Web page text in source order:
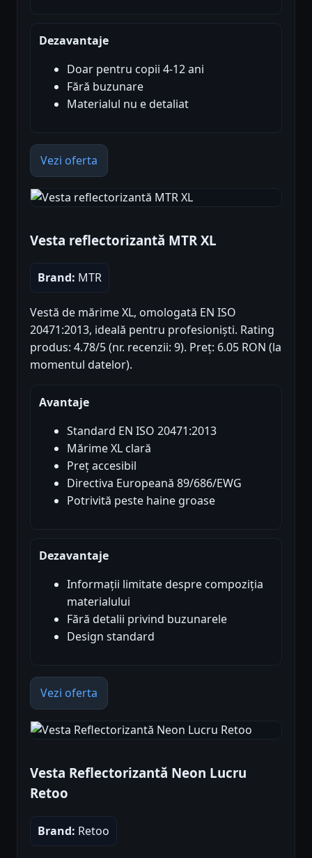
Dezavantaje
Doar pentru copii 4-12 ani
Fără buzunare
Materialul nu e detaliat
Vezi oferta
Vesta reflectorizantă MTR XL
Brand: MTR
Vestă de mărime XL, omologată EN ISO
20471:2013, ideală pentru profesioniști. Rating
produs: 4.78/5 (nr. recenzii: 9). Preț: 6.05 RON (la
momentul datelor).
Avantaje
Standard EN ISO 20471:2013
Mărime XL clară
Preț accesibil
Directiva Europeană 89/686/EWG
Potrivită peste haine groase
Dezavantaje
Informații limitate despre compoziția
materialului
Fără detalii privind buzunarele
Design standard
Vezi oferta
Vesta Reflectorizantă Neon Lucru
Retoo
Brand: Retoo